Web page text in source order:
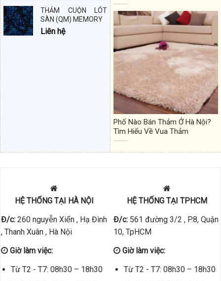
THẢM CUỘN LÓT
SÀN (QM) MEMORY
Liên hệ
Phố Nào Bán Thảm Ở Hà Nội?
Tìm Hiểu Về Vua Thảm
HỆ THỐNG TẠI HÀ NỘI
Đ/c:260 nguyễn Xiển , Hạ Đình
, Thanh Xuân , Hà Nội
Giờ làm việc:
Từ T2 - T7: 08h30 – 18h30
HỆ THỐNG TẠI TPHCM
Đ/c:561 đường 3/2 , P.8, Quận
10, TpHCM
Giờ làm việc:
Từ T2 - T7: 08h30 – 18h30